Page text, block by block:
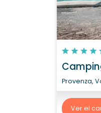
Provenza,
Ver el